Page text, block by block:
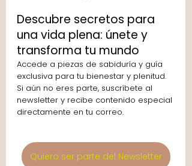
Descubre secretos para
una vida plena: únete y
transforma tu mundo
Accede a piezas de sabiduría y guía
exclusiva para tu bienestar y plenitud.
Si aún no eres parte, suscríbete al
newsletter y recibe contenido especial
directamente en tu correo.
Quiero ser parte del Newsletter